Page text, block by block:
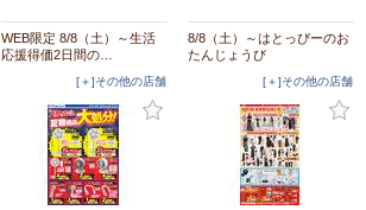
WEB限定 8/8（土）～生活
応援得価2日間の…
[＋]その他の店舗
8/8（土）～はとっぴーのお
たんじょうび
[＋]その他の店舗